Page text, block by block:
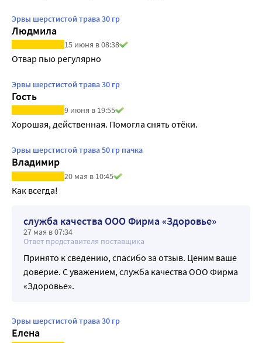
Эрвы шерстистой трава 30 гр
Людмила
15 июня в 08:38
Отвар пью регулярно
Эрвы шерстистой трава 30 гр
Гость
9 июня в 19:55
Хорошая, действенная. Помогла снять отёки.
Эрвы шерстистой трава 50 гр пачка
Владимир
20 мая в 10:45
Как всегда!
служба качества ООО Фирма «Здоровье»
27 мая в 07:34
Ответ представителя поставщика
Принято к сведению, спасибо за отзыв. Ценим ваше
доверие. С уважением, служба качества ООО Фирма
«Здоровье».
Эрвы шерстистой трава 30 гр
Елена